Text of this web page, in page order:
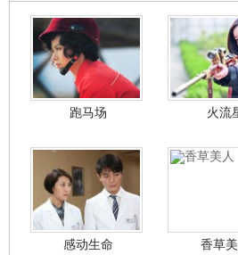
跑马场 火流
感动生命 香草